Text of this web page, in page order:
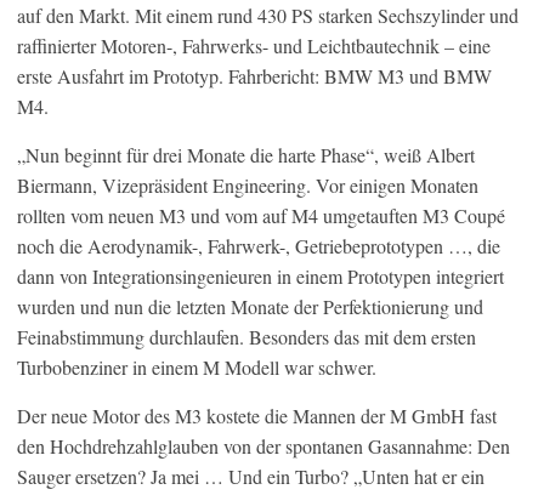
auf den Markt. Mit einem rund 430 PS starken Sechszylinder und
raffinierter Motoren-, Fahrwerks- und Leichtbautechnik – eine
erste Ausfahrt im Prototyp. Fahrbericht: BMW M3 und BMW
M4.
„Nun beginnt für drei Monate die harte Phase“, weiß Albert
Biermann, Vizepräsident Engineering. Vor einigen Monaten
rollten vom neuen M3 und vom auf M4 umgetauften M3 Coupé
noch die Aerodynamik-, Fahrwerk-, Getriebeprototypen …, die
dann von Integrationsingenieuren in einem Prototypen integriert
wurden und nun die letzten Monate der Perfektionierung und
Feinabstimmung durchlaufen. Besonders das mit dem ersten
Turbobenziner in einem M Modell war schwer.
Der neue Motor des M3 kostete die Mannen der M GmbH fast
den Hochdrehzahlglauben von der spontanen Gasannahme: Den
Sauger ersetzen? Ja mei … Und ein Turbo? „Unten hat er ein